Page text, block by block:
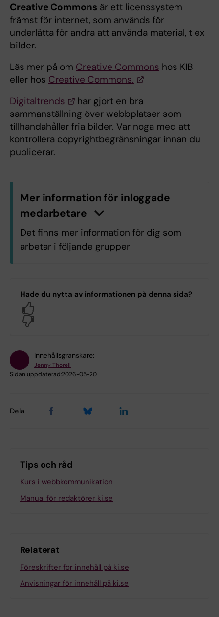
Creative Commons är ett licenssystem
främst för internet, som används för
underlätta för andra att använda material, t ex
bilder.
Läs mer på om Creative Commons hos KIB
eller hos Creative Commons.
Digitaltrends
har gjort en bra
sammanställning över webbplatser som
tillhandahåller fria bilder. Var noga med att
kontrollera copyrightbegränsningar innan du
publicerar.
Mer information för inloggade
medarbetare
Klickahärförattvisa/döljainformatio
n
Det finns mer information för dig som
arbetar i följande grupper
Logga in med KI-ID
Hade du nytta av informationen på denna sida?
Innehållsgranskare:
Jenny Thorell
Sidan uppdaterad:2026-05-20
Dela
Tips och råd
Kurs i webbkommunikation
Manual för redaktörer ki.se
Relaterat
Föreskrifter för innehåll på ki.se
Anvisningar för innehåll på ki.se